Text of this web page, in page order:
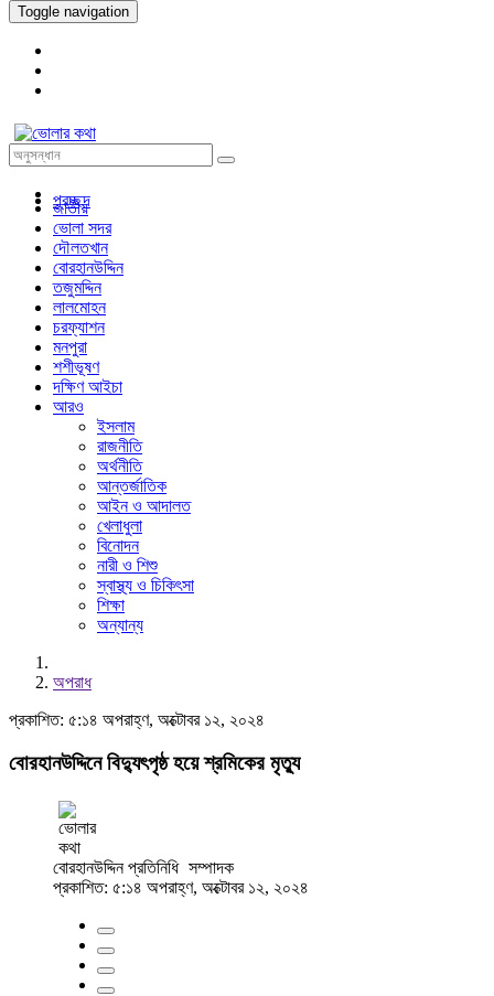
Toggle navigation
প্রচ্ছদ
জাতীয়
ভোলা সদর
দৌলতখান
বোরহানউদ্দিন
তজুমদ্দিন
লালমোহন
চরফ্যাশন
মনপুরা
শশীভূষণ
দক্ষিণ আইচা
আরও
ইসলাম
রাজনীতি
অর্থনীতি
আন্তর্জাতিক
আইন ও আদালত
খেলাধুলা
বিনোদন
নারী ও শিশু
স্বাস্থ্য ও চিকিৎসা
শিক্ষা
অন্যান্য
অপরাধ
প্রকাশিত: ৫:১৪ অপরাহ্ণ, অক্টোবর ১২, ২০২৪
বোরহানউদ্দিনে বিদ্যুৎপৃষ্ঠ হয়ে শ্রমিকের মৃত্যু
বোরহানউদ্দিন প্রতিনিধি সম্পাদক
প্রকাশিত: ৫:১৪ অপরাহ্ণ, অক্টোবর ১২, ২০২৪